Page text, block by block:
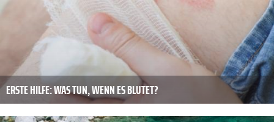
ERSTE HILFE: WAS TUN, WENN ES BLUTET?